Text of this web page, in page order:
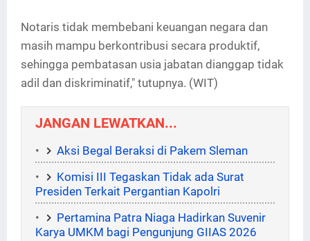
Notaris tidak membebani keuangan negara dan
masih mampu berkontribusi secara produktif,
sehingga pembatasan usia jabatan dianggap tidak
adil dan diskriminatif," tutupnya. (WIT)
JANGAN LEWATKAN...
Aksi Begal Beraksi di Pakem Sleman
Komisi III Tegaskan Tidak ada Surat
Presiden Terkait Pergantian Kapolri
Pertamina Patra Niaga Hadirkan Suvenir
Karya UMKM bagi Pengunjung GIIAS 2026